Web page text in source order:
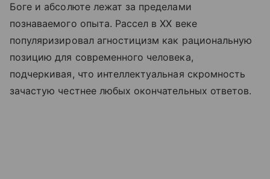
Боге и абсолюте лежат за пределами
познаваемого опыта. Рассел в XX веке
популяризировал агностицизм как рациональную
позицию для современного человека,
подчеркивая, что интеллектуальная скромность
зачастую честнее любых окончательных ответов.